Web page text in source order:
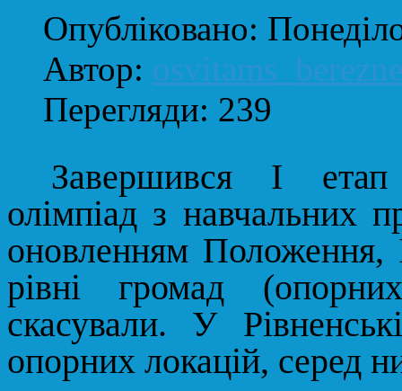
Опубліковано:
Автор:
Перегляди: 239
Завершився І етап
олімпіад з навчальних
оновленням Положення,
рівні громад
скасували. У
опорних локацій, серед